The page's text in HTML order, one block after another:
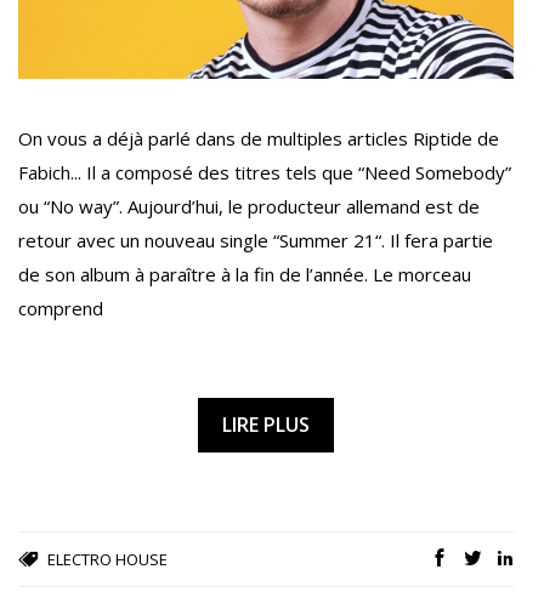
On vous a déjà parlé dans de multiples articles Riptide de
Fabich... Il a composé des titres tels que “Need Somebody”
ou “No way”. Aujourd’hui, le producteur allemand est de
retour avec un nouveau single “Summer 21“. Il fera partie
de son album à paraître à la fin de l’année. Le morceau
comprend
LIRE PLUS
ELECTRO HOUSE